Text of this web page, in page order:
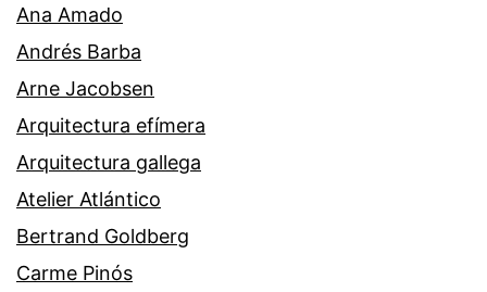
Ana Amado
Andrés Barba
Arne Jacobsen
Arquitectura efímera
Arquitectura gallega
Atelier Atlántico
Bertrand Goldberg
Carme Pinós